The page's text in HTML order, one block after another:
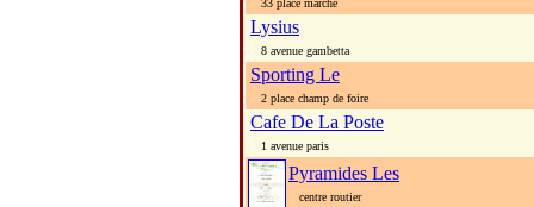
33 place marche
Lysius
8 avenue gambetta
Sporting Le
2 place champ de foire
Cafe De La Poste
1 avenue paris
Pyramides Les
centre routier